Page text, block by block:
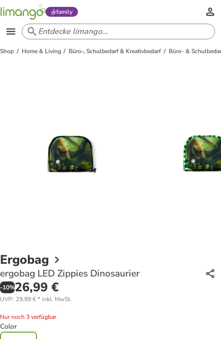
family
Shop Home & Living Büro-, Schulbedarf & Kreativbedarf Büro- &
Ergobag
ergobag LED Zippies Dinosaurier
-10%26,99 €
UVP: 29,99 €* inkl. MwSt.
Nur noch 3 verfügbar
Color